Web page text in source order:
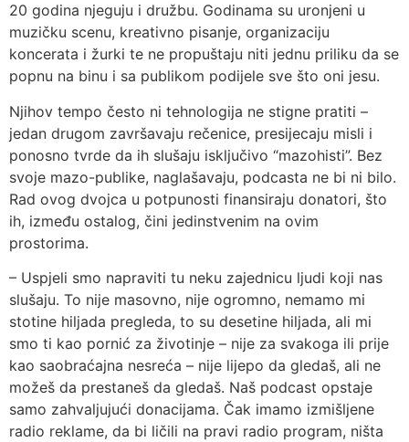
20 godina njeguju i družbu. Godinama su uronjeni u
muzičku scenu, kreativno pisanje, organizaciju
koncerata i žurki te ne propuštaju niti jednu priliku da se
popnu na binu i sa publikom podijele sve što oni jesu.
Njihov tempo često ni tehnologija ne stigne pratiti –
jedan drugom završavaju rečenice, presijecaju misli i
ponosno tvrde da ih slušaju isključivo “mazohisti”. Bez
svoje mazo-publike, naglašavaju, podcasta ne bi ni bilo.
Rad ovog dvojca u potpunosti finansiraju donatori, što
ih, između ostalog, čini jedinstvenim na ovim
prostorima.
– Uspjeli smo napraviti tu neku zajednicu ljudi koji nas
slušaju. To nije masovno, nije ogromno, nemamo mi
stotine hiljada pregleda, to su desetine hiljada, ali mi
smo ti kao pornić za životinje – nije za svakoga ili prije
kao saobraćajna nesreća – nije lijepo da gledaš, ali ne
možeš da prestaneš da gledaš. Naš podcast opstaje
samo zahvaljujući donacijama. Čak imamo izmišljene
radio reklame, da bi ličili na pravi radio program, ništa